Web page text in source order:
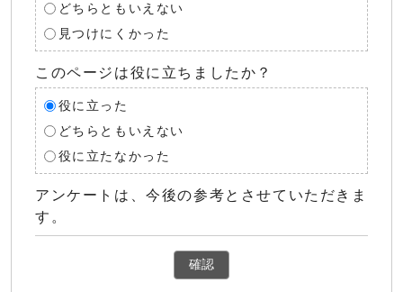
どちらともいえない
見つけにくかった
このページは役に立ちましたか？
役に立った
どちらともいえない
役に立たなかった
アンケートは、今後の参考とさせていただきま
す。
確認